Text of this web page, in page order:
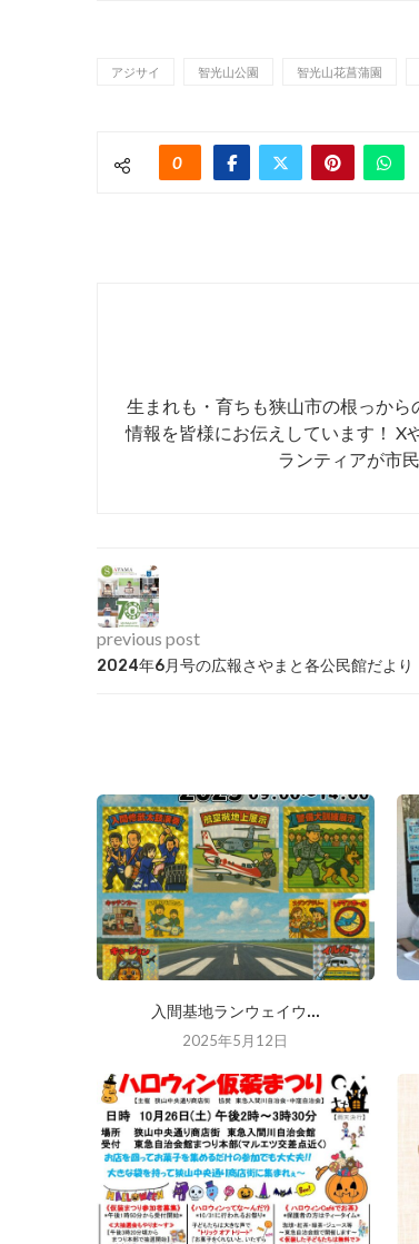
アジサイ 智光山公園 智光山花菖蒲園
0
生まれも・育ちも狭山市の根っか
情報を皆様にお伝えしています！ X
ランティアが市
previous post
2024年6月号の広報さやまと各公民館だより
入間基地ランウェイウ...
2025年5月12日